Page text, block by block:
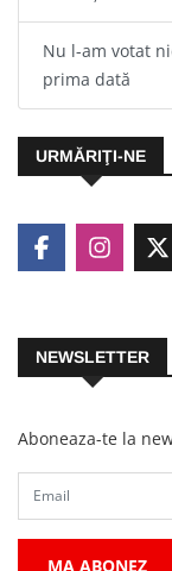
Nu l-am votat
prima dată
URMĂRIŢI-NE
NEWSLETTER
Aboneaza-te la
MA ABONEZ